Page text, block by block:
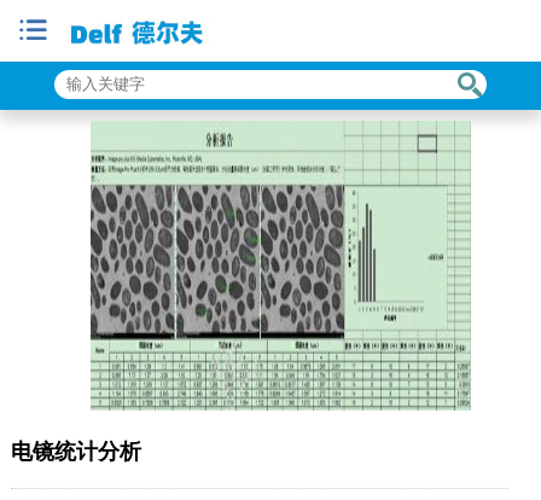
电镜统计分析